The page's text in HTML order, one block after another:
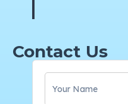
Contact Us